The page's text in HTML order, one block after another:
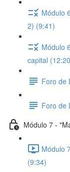
Módulo
2) (9:41)
Módulo
capital
Foro de
Foro de
Módulo 7 -
Módulo
(9:34)